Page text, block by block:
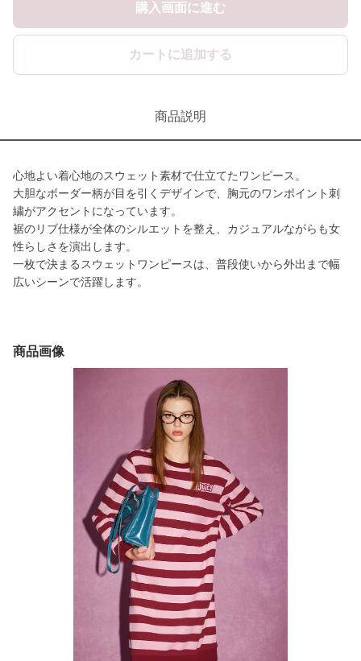
購入画面に進む
カートに追加する
商品説明
心地よい着心地のスウェット素材で仕立てたワンピース。
大胆なボーダー柄が目を引くデザインで、胸元のワンポイント刺
繍がアクセントになっています。
裾のリブ仕様が全体のシルエットを整え、カジュアルながらも女
性らしさを演出します。
一枚で決まるスウェットワンピースは、普段使いから外出まで幅
広いシーンで活躍します。
商品画像